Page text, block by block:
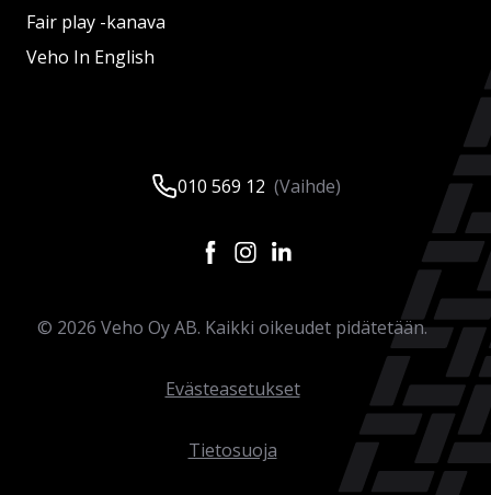
Fair play -kanava
Veho In English
010 569 12 (Vaihde)
© 2026 Veho Oy AB. Kaikki oikeudet pidätetään.
Evästeasetukset
Tietosuoja